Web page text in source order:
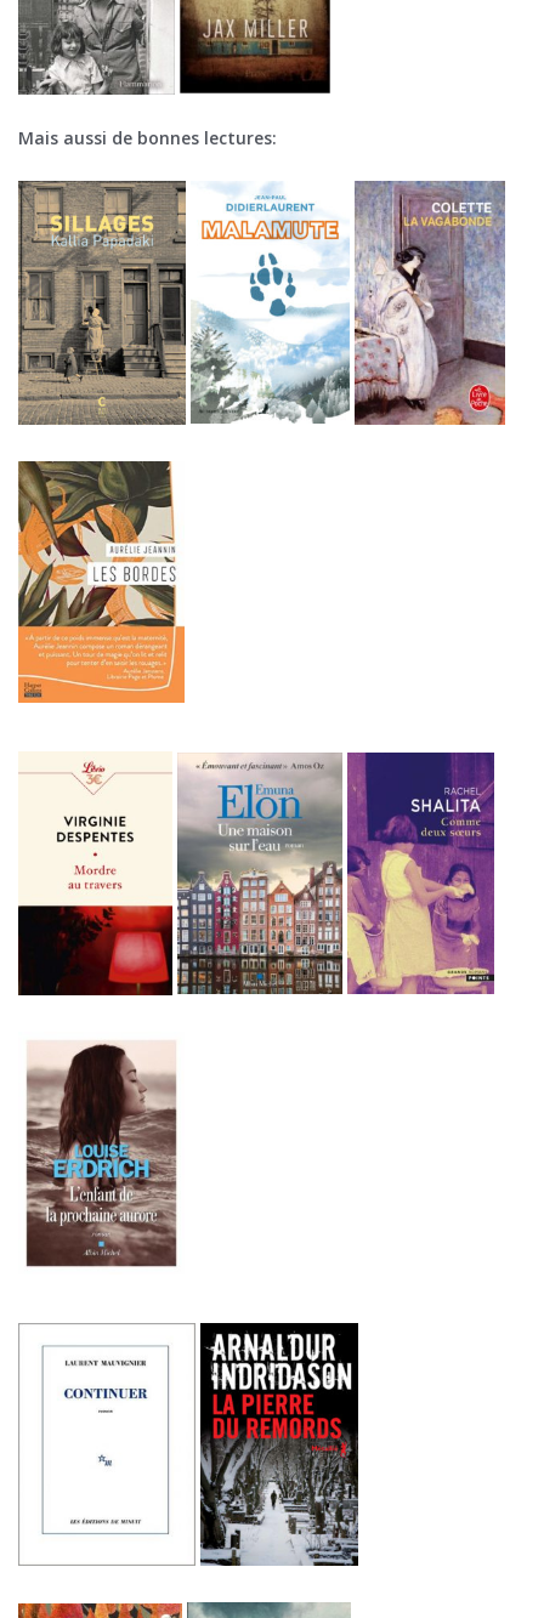
Mais aussi de bonnes lectures: